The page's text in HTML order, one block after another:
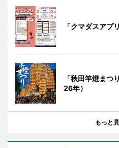
「クマダスアプ
「秋田竿燈まつ
26年）
もっと